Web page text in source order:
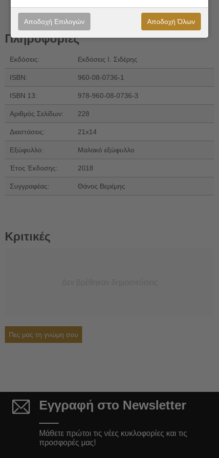
Πληροφορίες
Εκδόσεις: Εκδόσεις Ι. Σιδέρης
ISBN: 960-08-0736-1
ISBN 13: 978-960-08-0736-3
Αριθμός Σελίδων: 228
Διαστάσεις: 21x14
Εξώφυλλο: Μαλακό εξώφυλλο
Έτος Έκδοσης: 2018
Συγγραφέας: Θάνος Βερέμης
Κριτικές
Πες μας τη γνώμη σου
Εγγραφή στο Newsletter
Μάθετε πρώτοι τις νέες κυκλοφορίες και τις
προσφορές μας!
Αποδοχή Επιλογών Αποδοχή Όλων